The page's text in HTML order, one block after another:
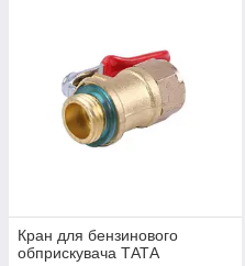
Кран для бензинового
обприскувача ТАТА